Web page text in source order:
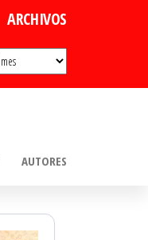
ARCHIVOS
AUTORES